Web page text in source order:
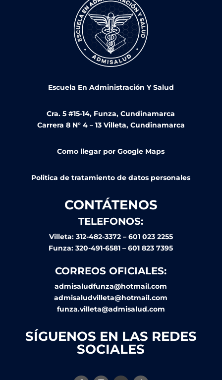
Escuela En Administración Y Salud
Cra. 5 #15-14, Funza, Cundinamarca
Carrera 8 N° 4 – 13 Villeta, Cundinamarca
Como llegar por Google Maps
Politica de tratamiento de datos personales
CONTÁTENOS
TELEFONOS:
Villeta: 312-482-3372 – 601 023 2255
Funza: 320-491-6581 – 601 823 7395
CORREOS OFICIALES:
admisaludfunza@hotmail.com
admisaludvilleta@hotmail.com
funza.villeta@admisalud.com
SÍGUENOS EN LAS REDES
SOCIALES